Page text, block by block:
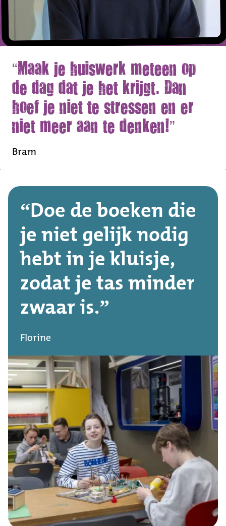
Maak je huiswerk meteen op
de dag dat je het krijgt. Dan
hoef je niet te stressen en er
niet meer aan te denken!
Bram
Doe de boeken die
je niet gelijk nodig
hebt in je kluisje,
zodat je tas minder
zwaar is.
Florine